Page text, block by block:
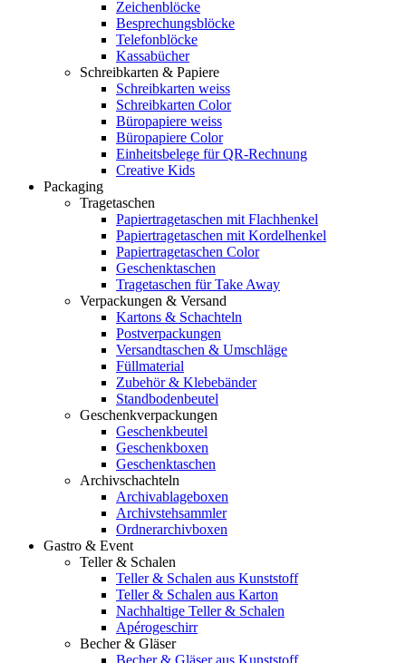
Zeichenblöcke
Besprechungsblöcke
Telefonblöcke
Kassabücher
Schreibkarten & Papiere
Schreibkarten weiss
Schreibkarten Color
Büropapiere weiss
Büropapiere Color
Einheitsbelege für QR-Rechnung
Creative Kids
Packaging
Tragetaschen
Papiertragetaschen mit Flachhenkel
Papiertragetaschen mit Kordelhenkel
Papiertragetaschen Color
Geschenktaschen
Tragetaschen für Take Away
Verpackungen & Versand
Kartons & Schachteln
Postverpackungen
Versandtaschen & Umschläge
Füllmaterial
Zubehör & Klebebänder
Standbodenbeutel
Geschenkverpackungen
Geschenkbeutel
Geschenkboxen
Geschenktaschen
Archivschachteln
Archivablageboxen
Archivstehsammler
Ordnerarchivboxen
Gastro & Event
Teller & Schalen
Teller & Schalen aus Kunststoff
Teller & Schalen aus Karton
Nachhaltige Teller & Schalen
Apérogeschirr
Becher & Gläser